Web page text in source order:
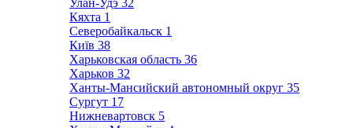
Улан-Удэ 32
Кяхта 1
Северобайкальск 1
Київ 38
Харьковская область 36
Харьков 32
Ханты-Мансийский автономный округ 35
Сургут 17
Нижневартовск 5